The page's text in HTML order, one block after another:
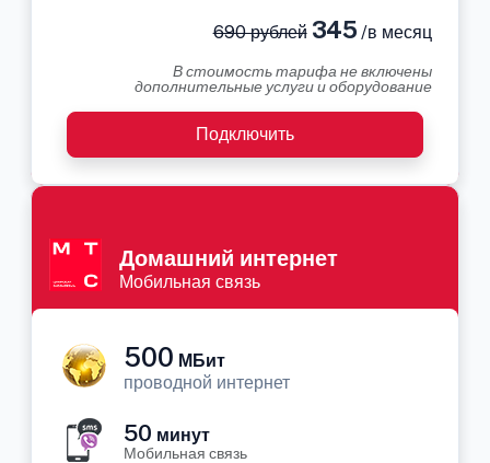
690 рублей345 /в месяц
В стоимость тарифа не включены
дополнительные услуги и оборудование
Подключить
Домашний интернет
Мобильная связь
500 МБит
проводной интернет
50 минут
Мобильная связь